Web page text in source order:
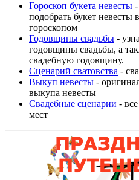
Гороскоп букета невесты
подобрать букет невесты
гороскопом
Годовщины свадьбы -
годовщины свадьбы, а
свадебную годовщину.
Сценарий сватовства -
Выкуп невесты -
выкупа невесты
Свадебные сценарии -
мест